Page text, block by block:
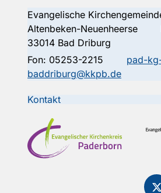
Evangelische
Altenbeken-Neuenheerse
33014 Bad Driburg
Fon: 05253-2215
pad-
baddriburg@kkpb.de
Kontakt